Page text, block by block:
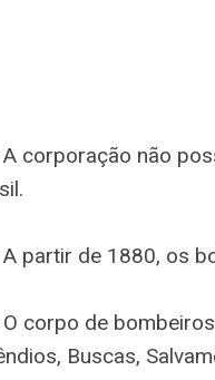
corporação não
partir de 1880, os
corpo de
Buscas,